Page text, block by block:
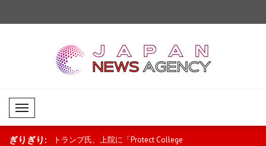
Mobil Menü
ぎりぎり:
拡大を国際 トランプ氏、上院に「Protect College